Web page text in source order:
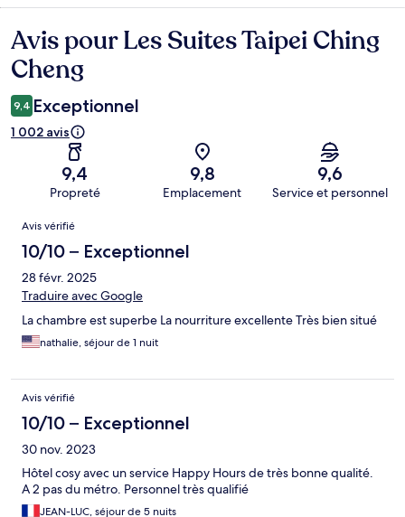
Avis
Avis pour Les Suites Taipei Ching
Cheng
9,4 Exceptionnel
1 002 avis
9,4
Propreté
9,8
Emplacement
9,6
Service et personnel
Avis
Avis vérifié
10/10 – Exceptionnel
28 févr. 2025
Traduire avec Google
La chambre est superbe La nourriture excellente Très bien situé
nathalie, séjour de 1 nuit
Avis vérifié
10/10 – Exceptionnel
30 nov. 2023
Hôtel cosy avec un service Happy Hours de très bonne qualité.
A 2 pas du métro. Personnel très qualifié
JEAN-LUC, séjour de 5 nuits